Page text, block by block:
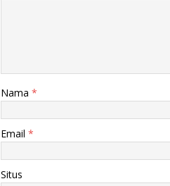
Nama *
Email *
Situs